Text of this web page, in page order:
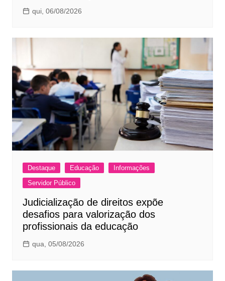
qui, 06/08/2026
Destaque Educação
Informações
Servidor Público
Judicialização de direitos expõe
desafios para valorização dos
profissionais da educação
qua, 05/08/2026